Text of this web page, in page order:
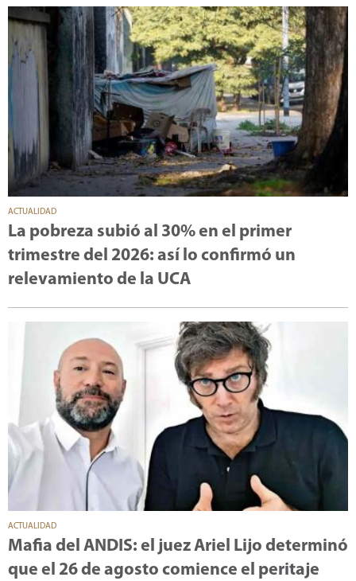
ACTUALIDAD
La pobreza subió al 30% en el primer
trimestre del 2026: así lo confirmó un
relevamiento de la UCA
ACTUALIDAD
Mafia del ANDIS: el juez Ariel Lijo determinó
que el 26 de agosto comience el peritaje